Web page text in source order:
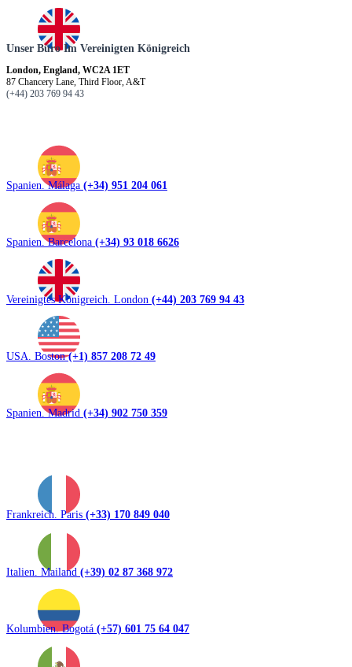
Unser Büro Im Vereinigten Königreich
London, England, WC2A 1ET
87 Chancery Lane, Third Floor, A&T
(+44) 203 769 94 43
Spanien. Málaga (+34) 951 204 061
Spanien. Barcelona (+34) 93 018 6626
Vereinigtes Königreich. London (+44) 203 769 94 43
USA. Boston(+1) 857 208 72 49
Spanien. Madrid (+34) 902 750 359
Frankreich. Paris (+33) 170 849 040
Italien. Mailand (+39) 02 87 368 972
Kolumbien. Bogotá (+57) 601 75 64 047